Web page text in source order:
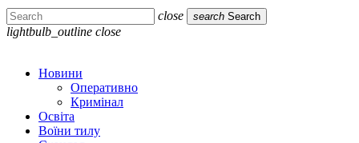
close search Search
lightbulb_outline close
Новини
Оперативно
Кримінал
Освіта
Воїни тилу